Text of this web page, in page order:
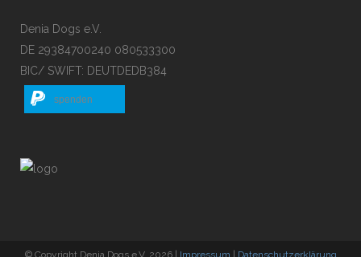
Denia Dogs e.V.
DE 29384700240 080533300
BIC/ SWIFT: DEUTDEDB384
spenden